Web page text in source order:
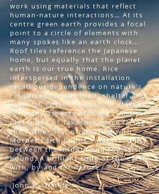
work using materials that reflect
human-nature interactions… At its
centre green earth provides a focal
point to a circle of elements with
many spokes like an earth clock…
Roof tiles reference the Japanese
home, but equally that the planet
earth is our true home. Rice
interspersed in the installation
recall our dependence on nature’s
resources for our food, shelter and
survival. Cotton is used for clothes,
for many aspects of living… And the
placement of Takashi’s piece facing
the Father Sky, originating with
Mother Earth builds a natural unity
between the infinite and the earth
bound. A brilliant song of the earth
with, by and for nature
John K. Grande